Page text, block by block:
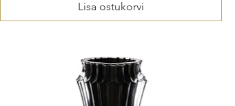
Lisa ostukorvi